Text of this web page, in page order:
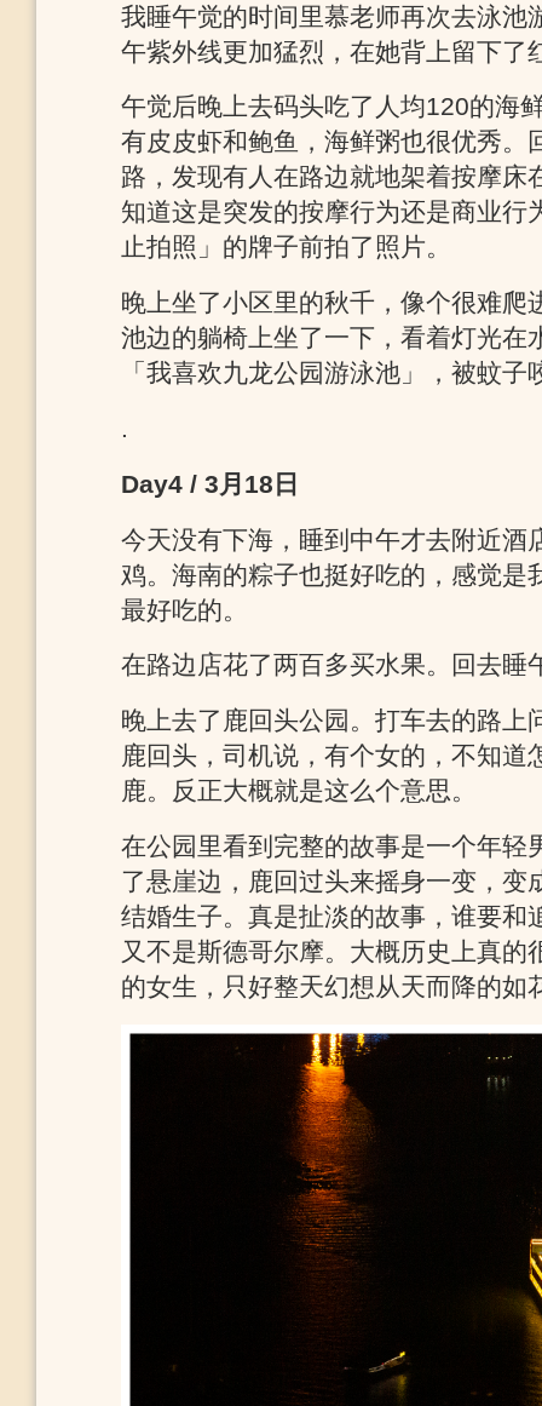
我睡午觉的时间里慕老师再次去泳池
午紫外线更加猛烈，在她背上留下了
午觉后晚上去码头吃了人均120的海
有皮皮虾和鲍鱼，海鲜粥也很优秀。
路，发现有人在路边就地架着按摩床
知道这是突发的按摩行为还是商业行
止拍照」的牌子前拍了照片。
晚上坐了小区里的秋千，像个很难爬
池边的躺椅上坐了一下，看着灯光在
「我喜欢九龙公园游泳池」，被蚊
.
Day4 / 3月18日
今天没有下海，睡到中午才去附近酒
鸡。海南的粽子也挺好吃的，感觉是
最好吃的。
在路边店花了两百多买水果。回去睡
晚上去了鹿回头公园。打车去的路上
鹿回头，司机说，有个女的，不知道
鹿。反正大概就是这么个意思。
在公园里看到完整的故事是一个年轻
了悬崖边，鹿回过头来摇身一变，变
结婚生子。真是扯淡的故事，谁要和
又不是斯德哥尔摩。大概历史上真的
的女生，只好整天幻想从天而降的如